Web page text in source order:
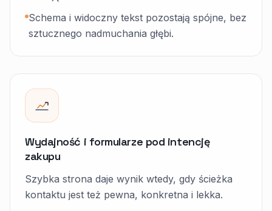
Schema i widoczny tekst pozostają spójne, bez
sztucznego nadmuchania głębi.
Wydajność i formularze pod intencję
zakupu
Szybka strona daje wynik wtedy, gdy ścieżka
kontaktu jest też pewna, konkretna i lekka.